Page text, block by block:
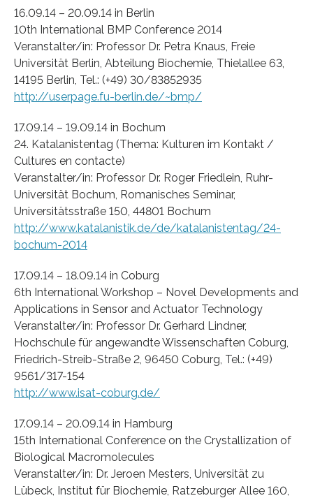
16.09.14 – 20.09.14 in Berlin
10th International BMP Conference 2014
Veranstalter/in: Professor Dr. Petra Knaus, Freie
Universität Berlin, Abteilung Biochemie, Thielallee 63,
14195 Berlin, Tel.: (+49) 30/83852935
http://userpage.fu-berlin.de/~bmp/
17.09.14 – 19.09.14 in Bochum
24. Katalanistentag (Thema: Kulturen im Kontakt /
Cultures en contacte)
Veranstalter/in: Professor Dr. Roger Friedlein, Ruhr-
Universität Bochum, Romanisches Seminar,
Universitätsstraße 150, 44801 Bochum
http://www.katalanistik.de/de/katalanistentag/24-
bochum-2014
17.09.14 – 18.09.14 in Coburg
6th International Workshop – Novel Developments and
Applications in Sensor and Actuator Technology
Veranstalter/in: Professor Dr. Gerhard Lindner,
Hochschule für angewandte Wissenschaften Coburg,
Friedrich-Streib-Straße 2, 96450 Coburg, Tel.: (+49)
9561/317-154
http://www.isat-coburg.de/
17.09.14 – 20.09.14 in Hamburg
15th International Conference on the Crystallization of
Biological Macromolecules
Veranstalter/in: Dr. Jeroen Mesters, Universität zu
Lübeck, Institut für Biochemie, Ratzeburger Allee 160,